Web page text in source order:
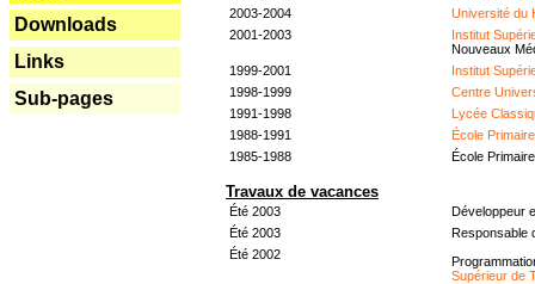
Downloads
Links
Sub-pages
2003-2004
Université du
2001-2003
Institut
Nouveaux
1999-2001
Institut
1998-1999
Centre
1991-1998
Lycée
1988-1991
École
1985-1988
École
Travaux de vacances
Été 2003
Développeur
Été 2003
Responsable
Été 2002
Supérieur de